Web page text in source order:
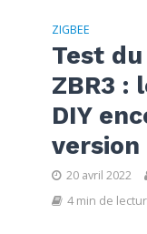
ZIGBEE
Test
ZBR3 :
DIY
version
20 avril 2022
4 min de